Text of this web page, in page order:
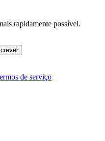
rapidamente possível.
de serviço